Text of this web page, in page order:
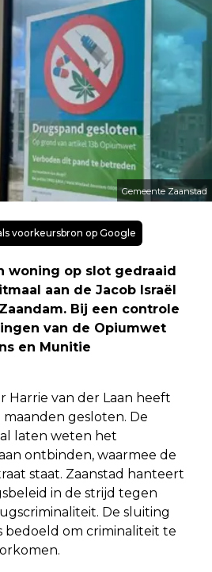
Gemeente Zaanstad
voorkeursbron op Google
woning op slot gedraaid
aan de Jacob Israël
Bij een controle
van de Opiumwet
en Munitie
Harrie van der Laan heeft
gesloten. De
laten weten het
ontbinden, waarmee de
staat. Zaanstad hanteert
in de strijd tegen
De sluiting
bedoeld om criminaliteit te